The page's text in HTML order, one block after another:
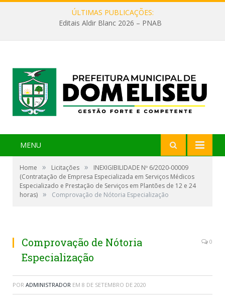
ÚLTIMAS PUBLICAÇÕES:
Editais Aldir Blanc 2026 – PNAB
MENU
Home » Licitações »
INEXIGIBILIDADE Nº 6/2020-00009
(Contratação de Empresa Especializada em Serviços Médicos
Especializado e Prestação de Serviços em Plantões de 12 e 24
horas) » Comprovação de Nótoria Especialização
Comprovação de Nótoria
Especialização
0
POR ADMINISTRADOR EM 8 DE SETEMBRO DE 2020